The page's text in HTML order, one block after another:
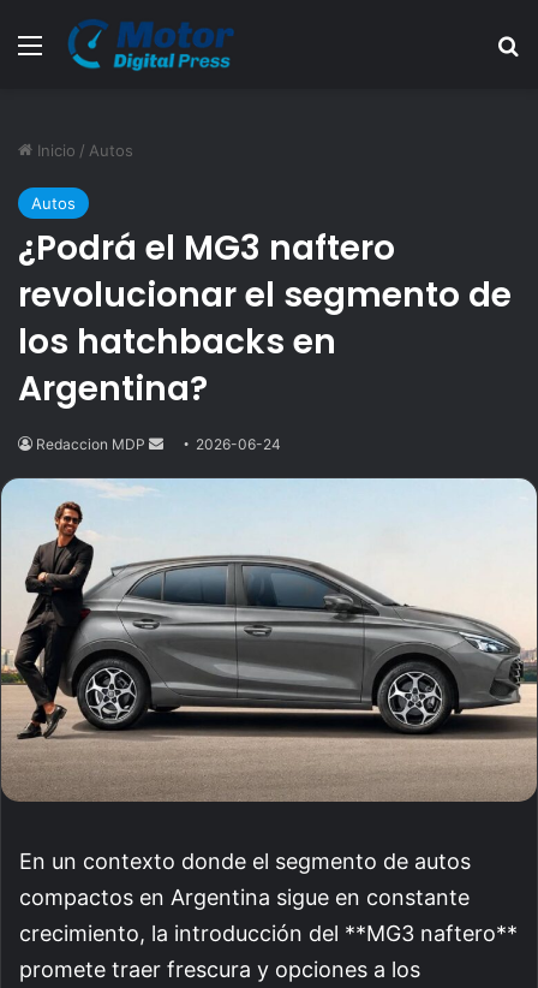
Menú
Inicio / Autos
Autos
¿Podrá el MG3 naftero
revolucionar el segmento de
los hatchbacks en
Argentina?
Redaccion MDP
Send2026-06-24
En un contexto donde el segmento de autos
compactos en Argentina sigue en constante
crecimiento, la introducción del **MG3 naftero**
promete traer frescura y opciones a los